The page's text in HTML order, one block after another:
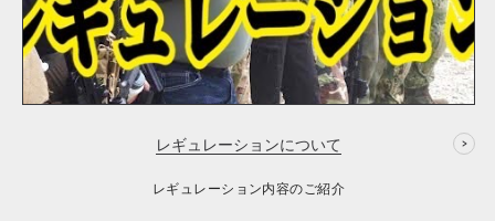
レギュレーションについて
レギュレーション内容のご紹介